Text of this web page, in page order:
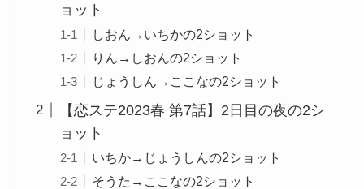
ョット
しおん→いちかの2ショット
りん→しおんの2ショット
じょうしん→ここなの2ショット
【恋ステ2023春 第7話】2日目の夜の2シ
ョット
いちか→じょうしんの2ショット
そうた→ここなの2ショット